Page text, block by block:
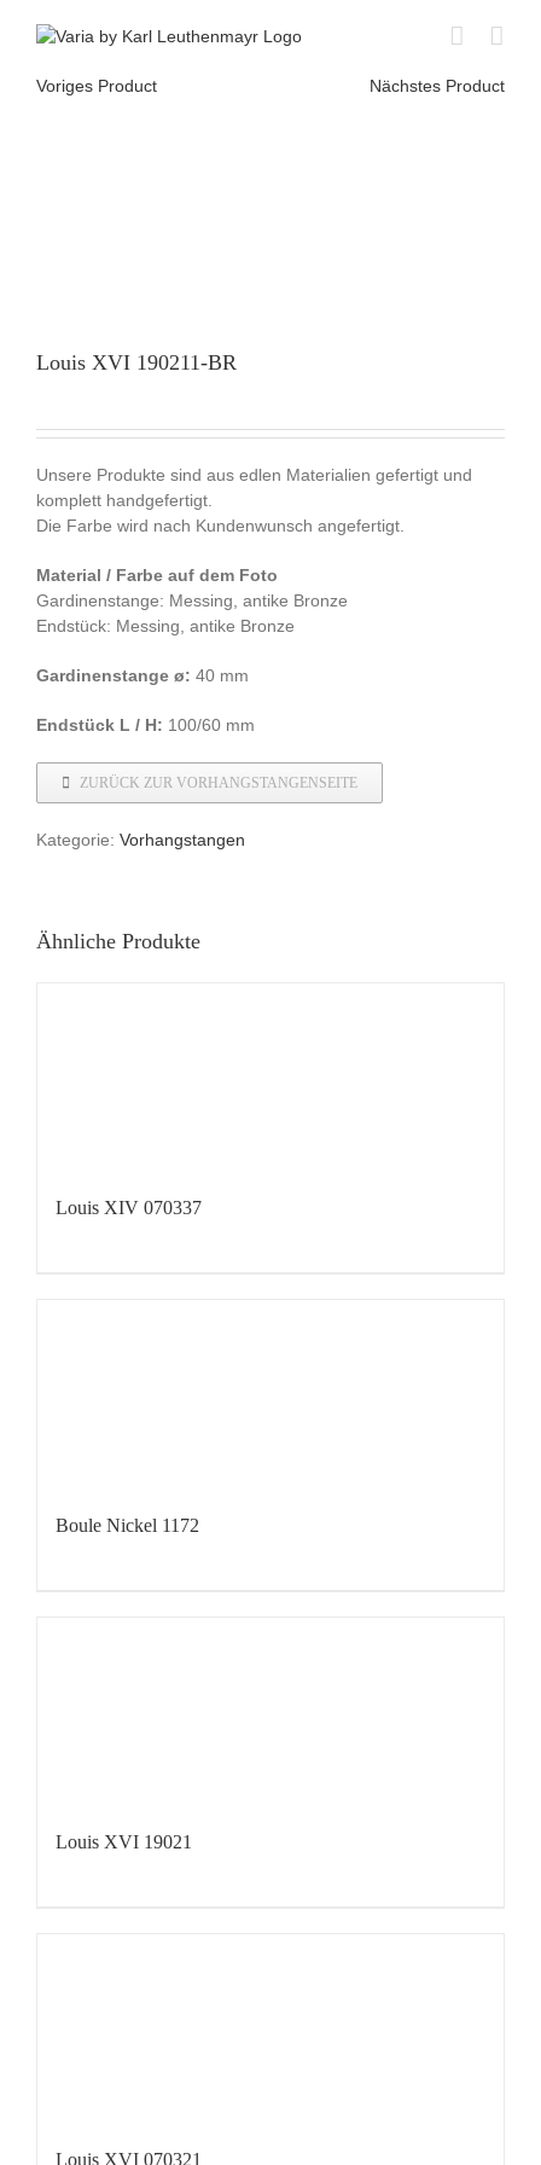
Voriges Product
Nächstes Product
Louis XVI 190211-BR
Unsere Produkte sind aus edlen Materialien gefertigt und
komplett handgefertigt.
Die Farbe wird nach Kundenwunsch angefertigt.
Material / Farbe auf dem Foto
Gardinenstange: Messing, antike Bronze
Endstück: Messing, antike Bronze
Gardinenstange ø: 40 mm
Endstück L / H: 100/60 mm
ZURÜCK ZUR VORHANGSTANGENSEITE
Kategorie: Vorhangstangen
Ähnliche Produkte
Louis XIV 070337
Boule Nickel 1172
Louis XVI 19021
Louis XVI 070321